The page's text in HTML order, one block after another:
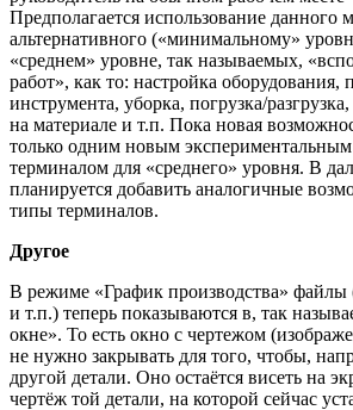
Предполагается использование данного
альтернативного («минимальному»
«среднем» уровне, так называемых,
работ», как то: настройка оборудования,
инструмента, уборка, погрузка/
на материале и т.п. Пока новая
только одним новым
терминалом для «среднего» уровня. В
планируется добавить аналогичные
типы терминалов.
Другое
В режиме «График производства» файлы
и т.п.) теперь показываются в, так
окне». То есть окно с чертежом
не нужно закрывать для того, чтобы,
другой детали. Оно остаётся висеть на
чертёж той детали, на которой сейчас